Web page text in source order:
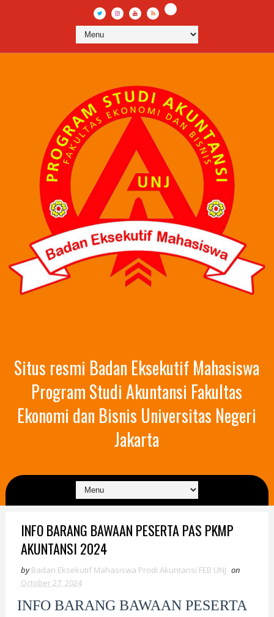
Situs resmi Badan Eksekutif Mahasiswa
Program Studi Akuntansi Fakultas
Ekonomi dan Bisnis Universitas Negeri
Jakarta
INFO BARANG BAWAAN PESERTA PAS PKMP
AKUNTANSI 2024
by Badan Eksekutif Mahasiswa Prodi Akuntansi FEB UNJ on
October 27, 2024
INFO BARANG BAWAAN PESERTA